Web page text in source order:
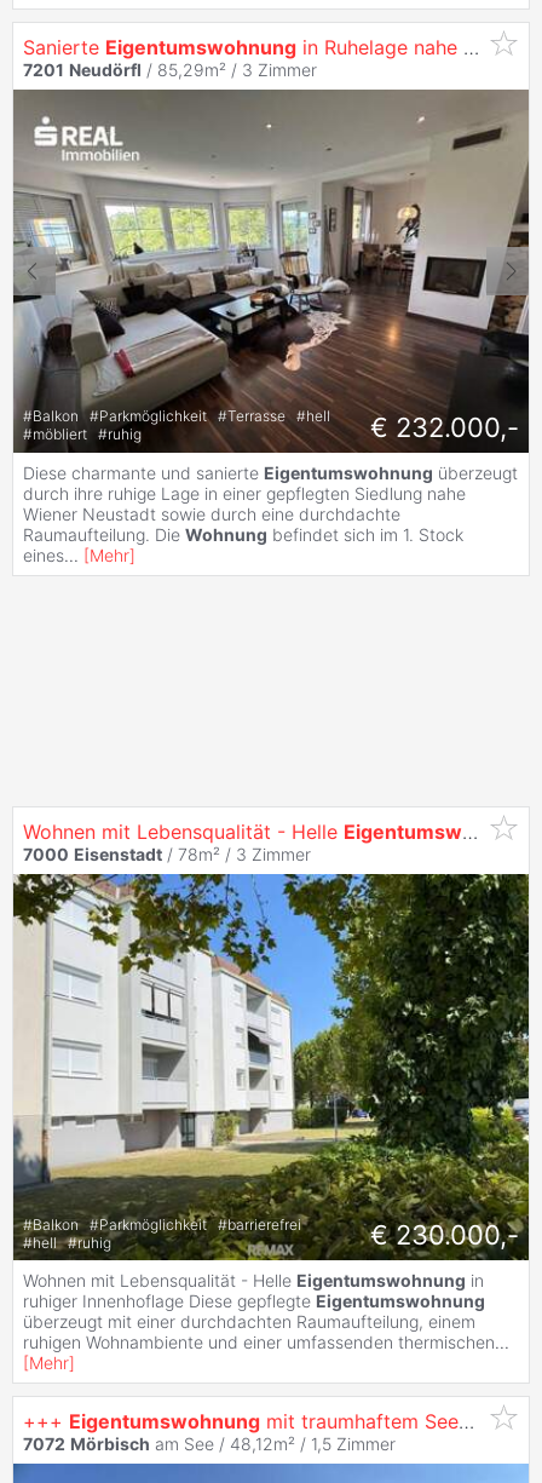
Sanierte Eigentumswohnung in Ruhelage nahe Wiener Neustadt
7201 Neudörfl / 85,29m² / 3 Zimmer
#Balkon #Parkmöglichkeit #Terrasse #hell
#möbliert #ruhig € 232.000,-
Diese charmante und sanierte Eigentumswohnung überzeugt
durch ihre ruhige Lage in einer gepflegten Siedlung nahe
Wiener Neustadt sowie durch eine durchdachte
Raumaufteilung. Die Wohnung befindet sich im 1. Stock
eines... [Mehr]
Wohnen mit Lebensqualität - Helle Eigentumswohnung
7000 Eisenstadt / 78m² / 3 Zimmer
#Balkon #Parkmöglichkeit #barrierefrei
#hell #ruhig € 230.000,-
Wohnen mit Lebensqualität - Helle Eigentumswohnung in
ruhiger Innenhoflage Diese gepflegte Eigentumswohnung
überzeugt mit einer durchdachten Raumaufteilung, einem
ruhigen Wohnambiente und einer umfassenden thermischen...
[Mehr]
+++ Eigentumswohnung mit traumhaftem Seeblick in
7072 Mörbisch am See / 48,12m² / 1,5 Zimmer